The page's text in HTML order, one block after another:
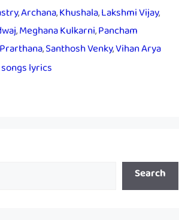
,Archana,Khushala,Lakshmi Vijay,
,Meghana Kulkarni,Pancham
Prarthana,Santhosh Venky,Vihan Arya
lyrics
Search